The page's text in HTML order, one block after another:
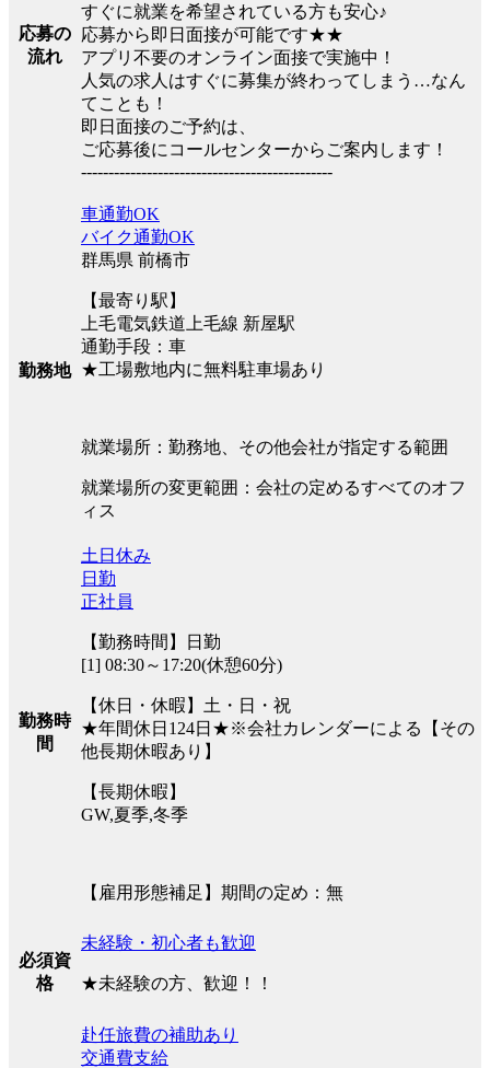
応募の
流れ
すぐに就業を希望されている方も安心♪
応募から即日面接が可能です★★
アプリ不要のオンライン面接で実施中！
人気の求人はすぐに募集が終わってしまう…なん
てことも！
即日面接のご予約は、
ご応募後にコールセンターからご案内します！
----------------------------------------------
勤務地
車通勤OK
バイク通勤OK
群馬県 前橋市
【最寄り駅】
上毛電気鉄道上毛線 新屋駅
通勤手段：車
★工場敷地内に無料駐車場あり
就業場所：勤務地、その他会社が指定する範囲
就業場所の変更範囲：会社の定めるすべてのオフ
ィス
勤務時
間
土日休み
日勤
正社員
【勤務時間】日勤
[1] 08:30～17:20(休憩60分)
【休日・休暇】土・日・祝
★年間休日124日★※会社カレンダーによる【その
他長期休暇あり】
【長期休暇】
GW,夏季,冬季
【雇用形態補足】期間の定め：無
必須資
格
未経験・初心者も歓迎
★未経験の方、歓迎！！
赴任旅費の補助あり
交通費支給